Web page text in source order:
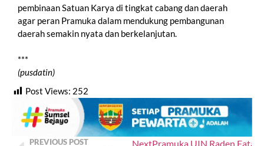
pembinaan Satuan Karya di tingkat cabang dan daerah
agar peran Pramuka dalam mendukung pembangunan
daerah semakin nyata dan berkelanjutan.
***
(pusdatin)
Post Views: 252
PREVIOUS POST NextPramuka UIN Raden